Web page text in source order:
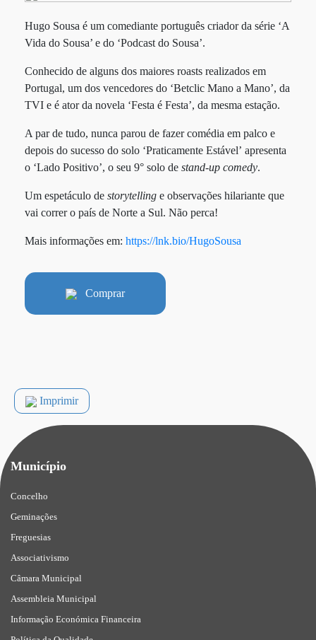
Hugo Sousa é um comediante português criador da série ‘A
Vida do Sousa’ e do ‘Podcast do Sousa’.
Conhecido de alguns dos maiores roasts realizados em
Portugal, um dos vencedores do ‘Betclic Mano a Mano’, da
TVI e é ator da novela ‘Festa é Festa’, da mesma estação.
A par de tudo, nunca parou de fazer comédia em palco e
depois do sucesso do solo ‘Praticamente Estável’ apresenta
o ‘Lado Positivo’, o seu 9° solo de stand-up comedy.
Um espetáculo de storytelling e observações hilariante que
vai correr o país de Norte a Sul. Não perca!
Mais informações em: https://lnk.bio/HugoSousa
Comprar
Imprimir
Município
Concelho
Geminações
Freguesias
Associativismo
Câmara Municipal
Assembleia Municipal
Informação Económica Financeira